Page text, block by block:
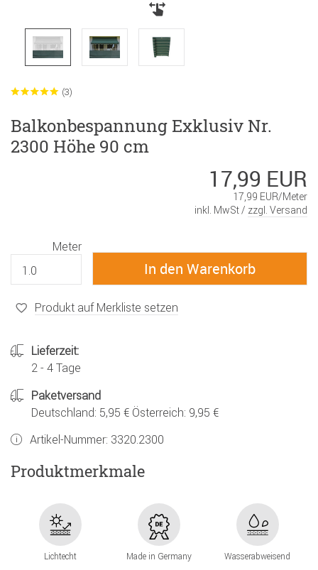
(3)
Balkonbespannung Exklusiv Nr.
2300 Höhe 90 cm
17,99 EUR
17,99 EUR/Meter
inkl. MwSt / zzgl. Versand
Meter
Produkt auf Merkliste setzen
Lieferzeit:
2 - 4 Tage
Paketversand
Deutschland: 5,95 € Österreich: 9,95 €
Artikel-Nummer: 3320.2300
Produktmerkmale
Lichtecht Made in Germany Wasserabweisend